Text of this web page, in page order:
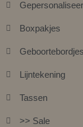
Boxpakjes
Geboortebordjes
Lijntekening
Tassen
>> Sale